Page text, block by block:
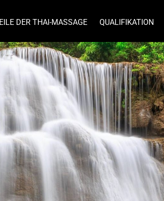
DER THAI-MASSAGE QUALIFIKATION